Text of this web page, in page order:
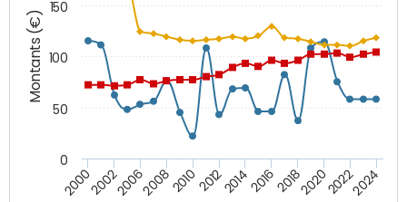
Montants (€)
200020022006200820102012201420162018202020222024
0
50
100
150